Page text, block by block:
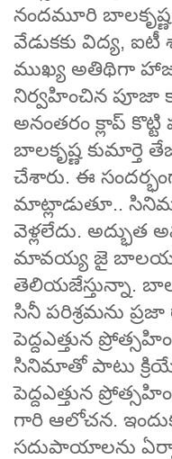
నందమూరి
వేడుకకు విద్య,
ముఖ్య అతిథిగా
నిర్వహించిన పూజా
అనంతరం క్లాప్
బాలకృష్ణ కుమార్తె
చేశారు. ఈ
మాట్లాడుతూ..
వెళ్లలేదు. అద్భుత
మావయ్య జై
తెలియజేస్తున్నా.
సినీ పరిశ్రమను
పెద్దఎత్తున
సినిమాతో పాటు
పెద్దఎత్తున
గారి ఆలోచన.
సదుపాయాలను